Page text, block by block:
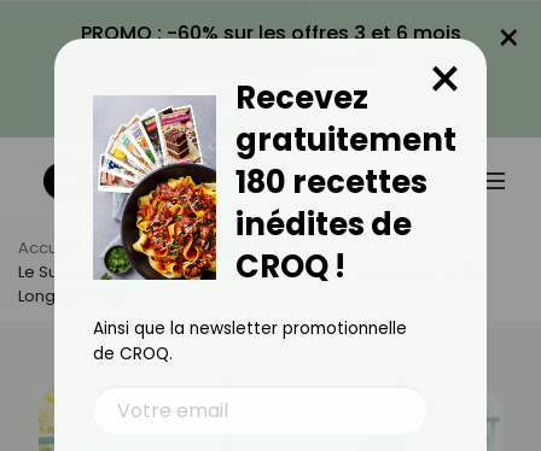
PROMO : -60% sur les offres 3 et 6 mois
VOIR LA PROMO
×
Accueil Actus
Psychologie
Le Surnom De Votre Partenaire Dans Votre Téléphone En Dit
Long Sur Vous
Recevez
gratuitement
180 recettes
inédites de
CROQ !
×
Ainsi que la newsletter promotionnelle
de CROQ.